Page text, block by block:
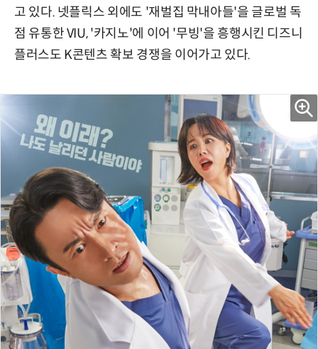
고 있다. 넷플릭스 외에도 '재벌집 막내아들'을 글로벌 독
점 유통한 VIU, '카지노'에 이어 '무빙'을 흥행시킨 디즈니
플러스도 K콘텐츠 확보 경쟁을 이어가고 있다.